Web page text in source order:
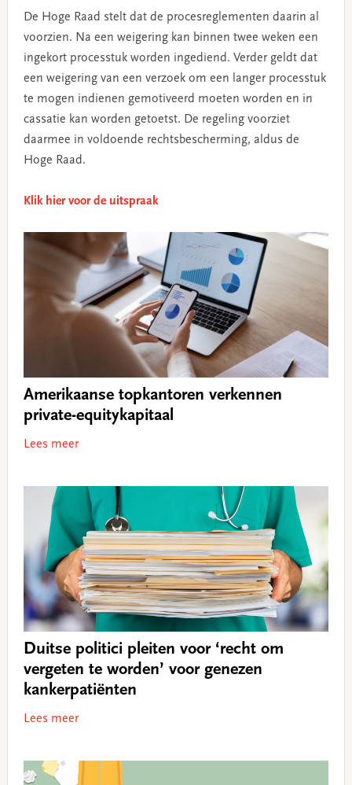
De Hoge Raad stelt dat de procesreglementen daarin al
voorzien. Na een weigering kan binnen twee weken een
ingekort processtuk worden ingediend. Verder geldt dat
een weigering van een verzoek om een langer processtuk
te mogen indienen gemotiveerd moeten worden en in
cassatie kan worden getoetst. De regeling voorziet
daarmee in voldoende rechtsbescherming, aldus de
Hoge Raad.
Klik hier voor de uitspraak
Amerikaanse topkantoren verkennen
private-equitykapitaal
Lees meer
Duitse politici pleiten voor ‘recht om
vergeten te worden’ voor genezen
kankerpatiënten
Lees meer